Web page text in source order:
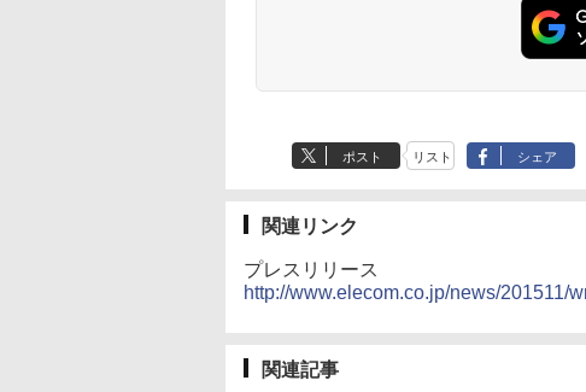
ポスト リスト シェア
関連リンク
プレスリリース
http://www.elecom.co.jp/news/201511/
関連記事